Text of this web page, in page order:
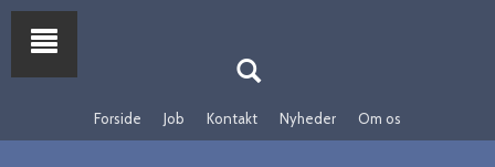
Forside Job Kontakt Nyheder Om os